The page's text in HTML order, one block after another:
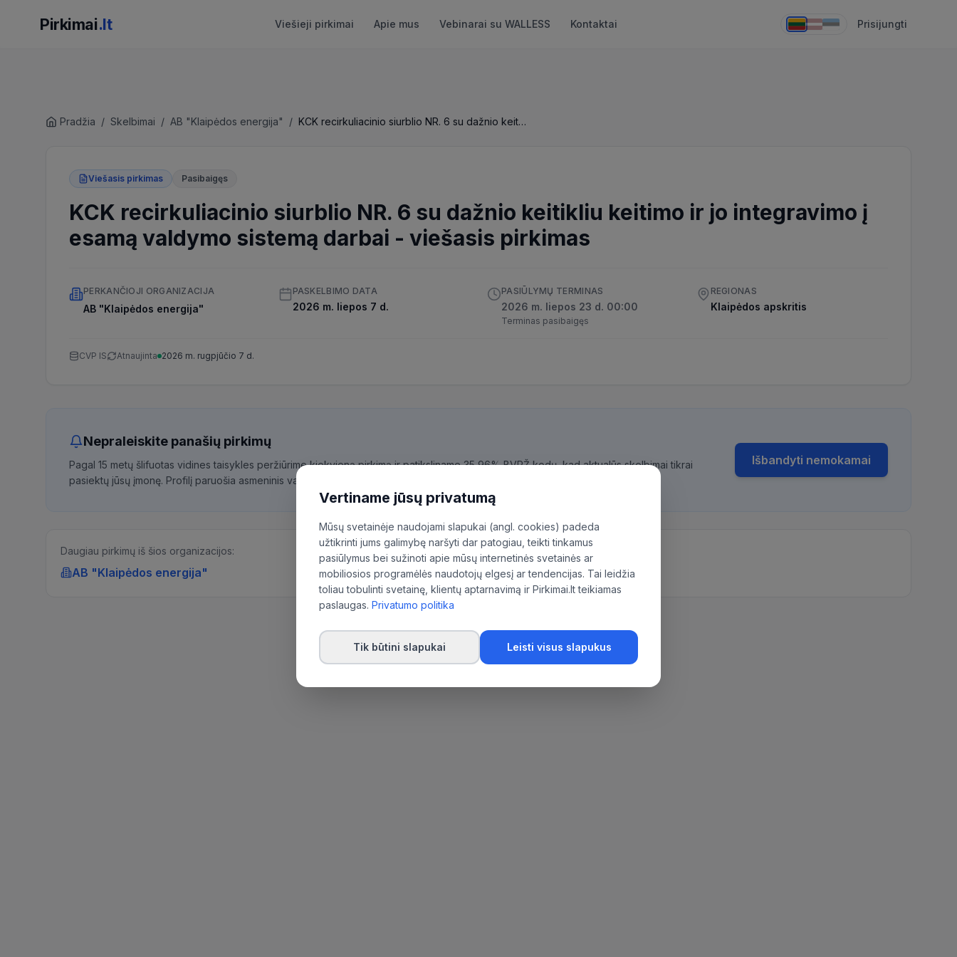
Pirkimai.lt Viešieji pirkimai Apie mus Vebinarai su WALLESS Kontaktai Prisijungti
Pradžia / Skelbimai / AB "Klaipėdos energija" / KCK recirkuliacinio siurblio NR. 6 su dažnio keitikliu keitimo ir jo integravimo į esamą valdymo sistemą darbai
Viešasis pirkimas Pasibaigęs
KCK recirkuliacinio siurblio NR. 6 su dažnio keitikliu keitimo ir jo integravimo į
esamą valdymo sistemą darbai - viešasis pirkimas
PERKANČIOJI ORGANIZACIJA
AB "Klaipėdos energija"
PASKELBIMO DATA
2026 m. liepos 7 d.
PASIŪLYMŲ TERMINAS
2026 m. liepos 23 d. 00:00
Terminas pasibaigęs
REGIONAS
Klaipėdos apskritis
CVP IS Atnaujinta 2026 m. rugpjūčio 7 d.
Nepraleiskite panašių pirkimų
Pagal 15 metų šlifuotas vidines taisykles peržiūrime kiekvieną pirkimą ir patiksliname 35,96% BVPŽ kodų, kad aktualūs skelbimai tikrai
pasiektų jūsų įmonę. Profilį paruošia asmeninis vadybininkas.
Išbandyti nemokamai
Daugiau pirkimų iš šios organizacijos:
AB "Klaipėdos energija"
Vertiname jūsų privatumą
Mūsų svetainėje naudojami slapukai (angl. cookies) padeda
užtikrinti jums galimybę naršyti dar patogiau, teikti tinkamus
pasiūlymus bei sužinoti apie mūsų internetinės svetainės ar
mobiliosios programėlės naudotojų elgesį ar tendencijas. Tai leidžia
toliau tobulinti svetainę, klientų aptarnavimą ir Pirkimai.lt teikiamas
paslaugas. Privatumo politika
Tik būtini slapukai Leisti visus slapukus